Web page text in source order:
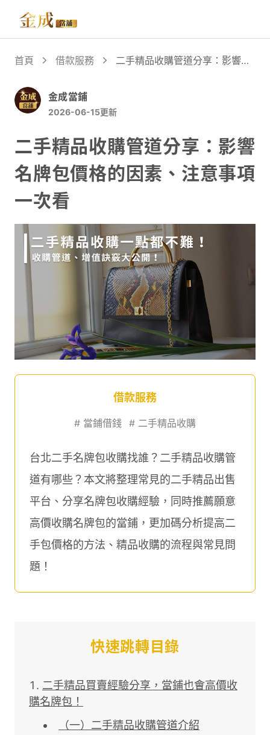
首頁 借款服務
二手精品收購管道分享：影響名
金成當鋪
2026-06-15更新
二手精品收購管道分享：影響
名牌包價格的因素、注意事項
一次看
借款服務
# 當鋪借錢 # 二手精品收購
台北二手名牌包收購找誰？二手精品收購管
道有哪些？本文將整理常見的二手精品出售
平台、分享名牌包收購經驗，同時推薦願意
高價收購名牌包的當鋪，更加碼分析提高二
手包價格的方法、精品收購的流程與常見問
題！
快速跳轉目錄
二手精品買賣經驗分享，當鋪也會高價收
購名牌包！
（一）二手精品收購管道介紹